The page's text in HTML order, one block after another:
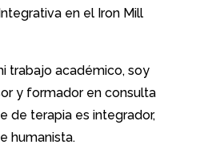
en el Iron Mill
trabajo académico, soy
​​y formador en consulta
de terapia es integrador,
humanista.